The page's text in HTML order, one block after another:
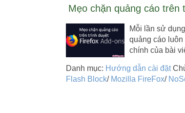
Mẹo chặn quảng cáo trên
Mỗi lần sử
quảng cáo
chính của bài
Danh mục: Hướng dẫn cài đặt
Flash Block/ Mozilla FireFox/